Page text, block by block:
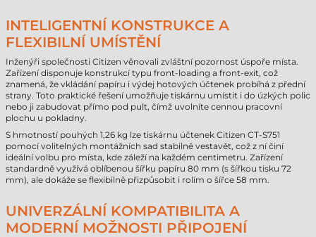
INTELIGENTNÍ KONSTRUKCE A
FLEXIBILNÍ UMÍSTĚNÍ
Inženýři společnosti Citizen věnovali zvláštní pozornost úspoře místa.
Zařízení disponuje konstrukcí typu front-loading a front-exit, což
znamená, že vkládání papíru i výdej hotových účtenek probíhá z přední
strany. Toto praktické řešení umožňuje tiskárnu umístit i do úzkých polic
nebo ji zabudovat přímo pod pult, čímž uvolníte cennou pracovní
plochu u pokladny.
S hmotností pouhých 1,26 kg lze tiskárnu účtenek Citizen CT-S751
pomocí volitelných montážních sad stabilně vestavět, což z ní činí
ideální volbu pro místa, kde záleží na každém centimetru. Zařízení
standardně využívá oblíbenou šířku papíru 80 mm (s šířkou tisku 72
mm), ale dokáže se flexibilně přizpůsobit i rolím o šířce 58 mm.
UNIVERZÁLNÍ KOMPATIBILITA A
MODERNÍ MOŽNOSTI PŘIPOJENÍ